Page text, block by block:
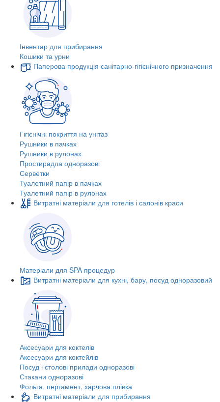
Інвентар для прибирання
Кошики та урни
Паперова продукція санітарно-гігієнічного призначення
Гігієнічні покриття на унітаз
Рушники в пачках
Рушники в рулонах
Простирадла одноразові
Серветки
Туалетний папір в пачках
Туалетний папір в рулонах
Витратні матеріали для готелів і салонів краси
Матеріали для SPA процедур
Витратні матеріали для кухні, бару, посуд одноразовий
Аксесуари для коктелів
Аксесуари для коктейлів
Посуд і столові прилади одноразові
Стакани одноразові
Фольга, пергамент, харчова плівка
Витратні матеріали для прибирання